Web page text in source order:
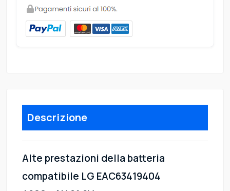
Descrizione
Alte prestazioni della batteria
compatibile LG EAC63419404